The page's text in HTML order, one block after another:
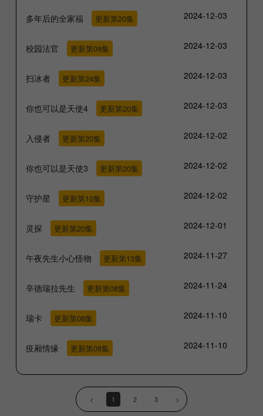
多年后的全家福 更新第20集 2024-12-03
校园法官 更新第09集 2024-12-03
扫冰者 更新第24集 2024-12-03
你也可以是天使4 更新第20集 2024-12-03
入侵者 更新第20集 2024-12-02
你也可以是天使3 更新第20集 2024-12-02
守护星 更新第10集 2024-12-02
灵探 更新第20集 2024-12-01
午夜先生小心怪物 更新第13集 2024-11-27
辛德瑞拉先生 更新第08集 2024-11-24
瑞卡 更新第08集 2024-11-10
疫厢情缘 更新第08集 2024-11-10
< 1 2 3 >